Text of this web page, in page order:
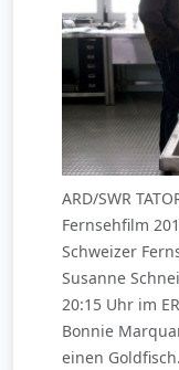
ARD/SWR
Fernsehfilm
Schweizer
Susanne
20:15 Uhr im
Bonnie
einen